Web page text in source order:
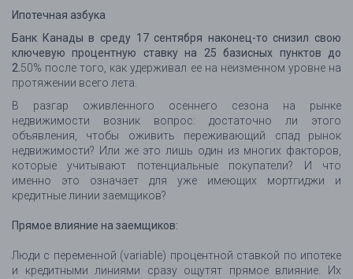
Ипотечная азбука
Банк Канады в среду 17 сентября наконец-то снизил свою
ключевую процентную ставку на 25 базисных пунктов до
2. 50% после того, как удерживал ее на неизменном уровне на
протяжении всего лета.
В разгар оживленного осеннего сезона на рынке
недвижимости возник вопрос: достаточно ли этого
объявления, чтобы оживить переживающий спад рынок
недвижимости? Или же это лишь один из многих факторов,
которые учитывают потенциальные покупатели? И что
именно это означает для уже имеющих мортгиджи и
кредитные линии заемщиков?
Прямое влияние на заемщиков:
Люди с переменной (variable) процентной ставкой по ипотеке
и кредитными линиями сразу ощутят прямое влияние. Их